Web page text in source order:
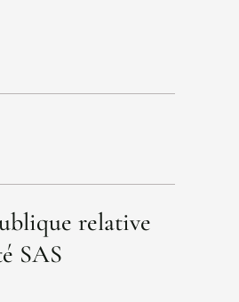
relative
SAS